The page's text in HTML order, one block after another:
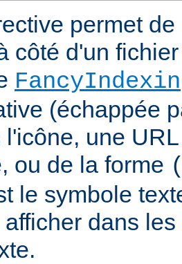
permet
côté d'un
(échappée
l'icône, une
ou de la forme
le symbole
dans